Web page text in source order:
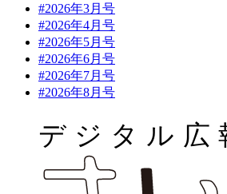
#2026年3月号
#2026年4月号
#2026年5月号
#2026年6月号
#2026年7月号
#2026年8月号